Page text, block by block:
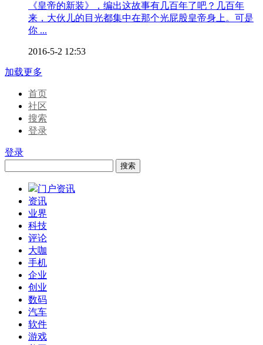
《皇帝的新装》，编出这故事有几百年了吧？几百年
来，大伙儿的目光都集中在那个光屁股皇帝身上。可是
你 ...
2016-5-2 12:53
加载更多
首页
社区
搜索
登录
登录
搜索
门户资讯
资讯
业界
科技
评论
大咖
手机
企业
创业
数码
汽车
软件
游戏